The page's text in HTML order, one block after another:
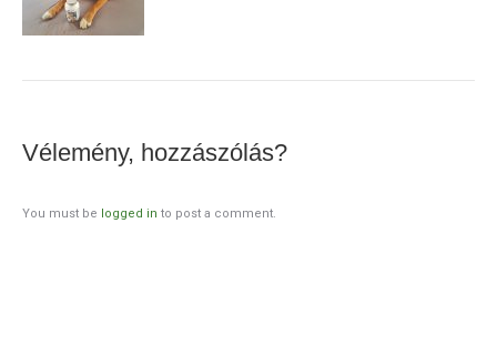
Vélemény, hozzászólás?
You must be logged in to post a comment.